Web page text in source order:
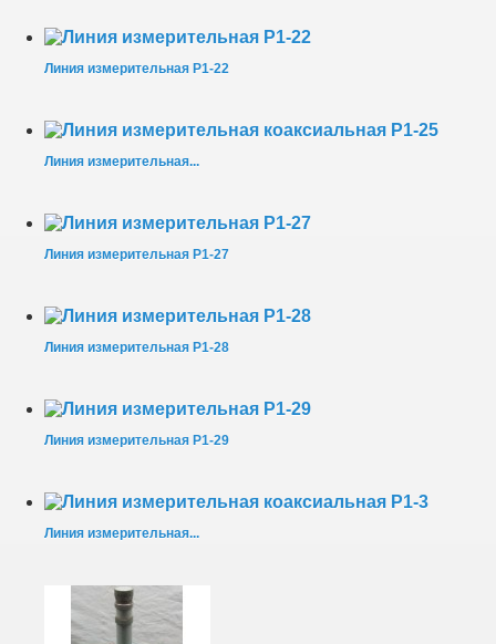
Линия измерительная Р1-22
Линия измерительная...
Линия измерительная Р1-27
Линия измерительная Р1-28
Линия измерительная Р1-29
Линия измерительная...